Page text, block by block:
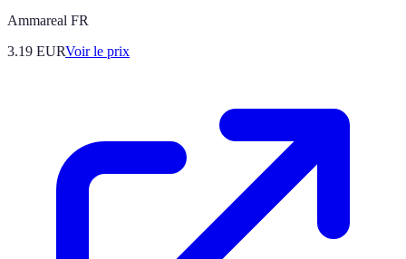
Ammareal FR
3.19 EURVoir le prix